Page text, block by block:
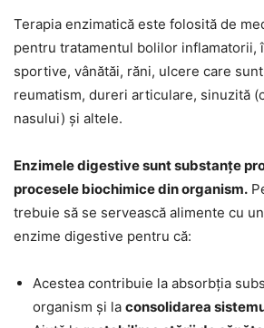
Terapia enzimatică este folosită de
pentru tratamentul bolilor inflamatorii,
sportive, vânătăi, răni, ulcere care
reumatism, dureri articulare, sinuzită
nasului) și altele.
Enzimele digestive sunt substanțe
procesele biochimice din organism.
trebuie să se servească alimente cu
enzime digestive pentru că:
Acestea contribuie la absorbția
organism și la consolidarea